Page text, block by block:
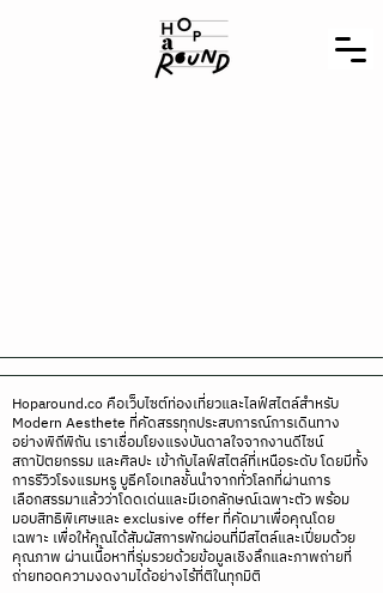
Hoparound.co คือเว็บไซต์ท่องเที่ยวและไลฟ์สไตล์สำหรับ
Modern Aesthete ที่คัดสรรทุกประสบการณ์การเดินทาง
อย่างพิถีพิถัน เราเชื่อมโยงแรงบันดาลใจจากงานดีไซน์
สถาปัตยกรรม และศิลปะ เข้ากับไลฟ์สไตล์ที่เหนือระดับ โดยมีทั้ง
การรีวิวโรงแรมหรู บูธีคโอเทลชั้นนำจากทั่วโลกที่ผ่านการ
เลือกสรรมาแล้วว่าโดดเด่นและมีเอกลักษณ์เฉพาะตัว พร้อม
มอบสิทธิพิเศษและ exclusive offer ที่คัดมาเพื่อคุณโดย
เฉพาะ เพื่อให้คุณได้สัมผัสการพักผ่อนที่มีสไตล์และเปี่ยมด้วย
คุณภาพ ผ่านเนื้อหาที่รุ่มรวยด้วยข้อมูลเชิงลึกและภาพถ่ายที่
ถ่ายทอดความงดงามได้อย่างไร้ที่ติในทุกมิติ